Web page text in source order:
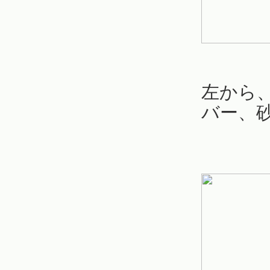
左から
バー、